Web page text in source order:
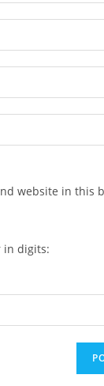
website in this
in digits: